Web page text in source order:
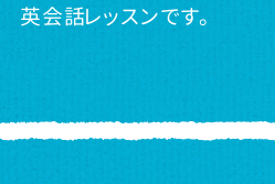
英会話レッスンです。